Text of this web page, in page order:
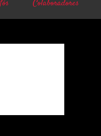
Colaboradores